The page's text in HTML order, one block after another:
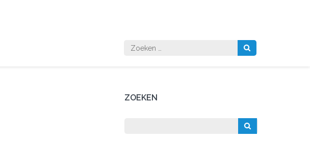
Zoeken
naar:
ZOEKEN